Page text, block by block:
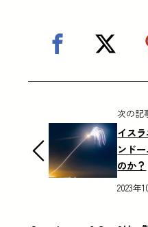
次の記
イス
ンド
のか？
2023年